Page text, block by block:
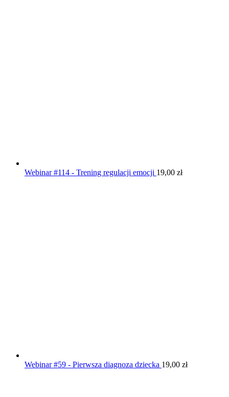
Webinar #114 - Trening regulacji emocji 19,00 zł
Webinar #59 - Pierwsza diagnoza dziecka 19,00 zł